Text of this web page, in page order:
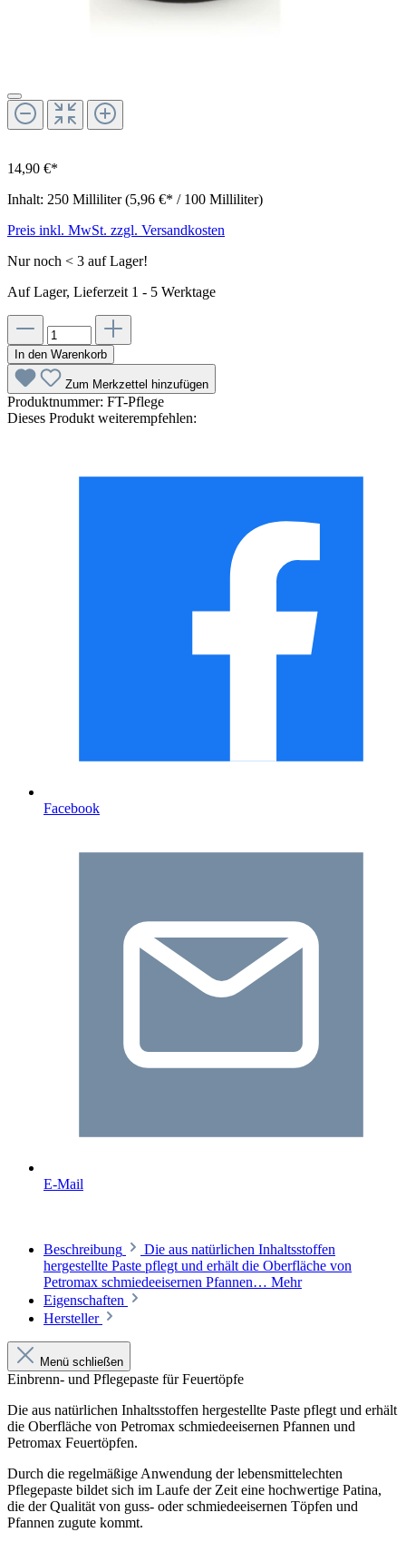
14,90 €*
Inhalt: 250 Milliliter(5,96 €* / 100 Milliliter)
Preis inkl. MwSt. zzgl. Versandkosten
Nur noch < 3 auf Lager!
Auf Lager, Lieferzeit 1 - 5 Werktage
In den Warenkorb
Zum Merkzettel hinzufügen
Produktnummer: FT-Pflege
Dieses Produkt weiterempfehlen:
Facebook
E-Mail
Beschreibung
Die aus natürlichen Inhaltsstoffen
hergestellte Paste pflegt und erhält die Oberfläche von
Petromax schmiedeeisernen Pfannen… Mehr
Eigenschaften
Hersteller
Menü schließen
Einbrenn- und Pflegepaste für Feuertöpfe
Die aus natürlichen Inhaltsstoffen hergestellte Paste pflegt und erhält
die Oberfläche von Petromax schmiedeeisernen Pfannen und
Petromax Feuertöpfen.
Durch die regelmäßige Anwendung der lebensmittelechten
Pflegepaste bildet sich im Laufe der Zeit eine hochwertige Patina,
die der Qualität von guss- oder schmiedeeisernen Töpfen und
Pfannen zugute kommt.